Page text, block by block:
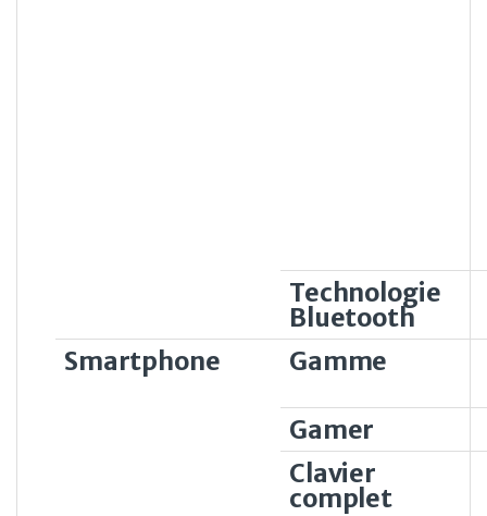
Technologie
Bluetooth
Smartphone
Gamme
Gamer
Clavier
complet